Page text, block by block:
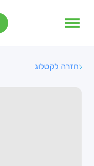
חזרה לקטלוג